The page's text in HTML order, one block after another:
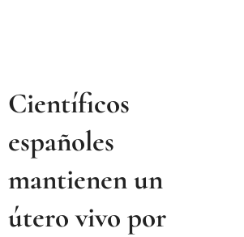
Científicos
españoles
mantienen un
útero vivo por